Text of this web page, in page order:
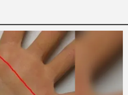
ほかの女性に…かなり嫌」妻・
集まる同情
あんなやばいこという男やった
痛おねだり”投稿の謝罪文を出す
注ぐ結果に